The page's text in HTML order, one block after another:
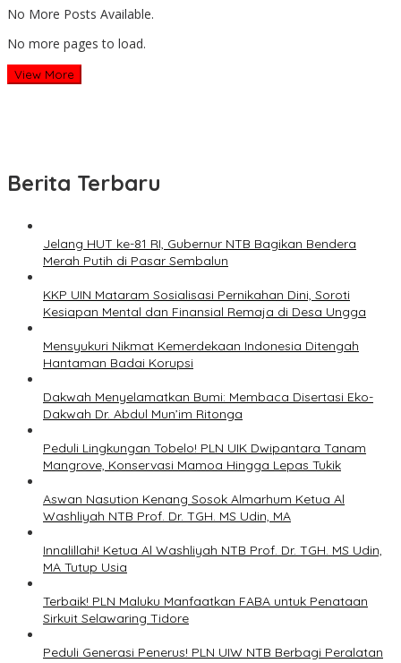
No More Posts Available.
No more pages to load.
View More
Berita Terbaru
Jelang HUT ke-81 RI, Gubernur NTB Bagikan Bendera
Merah Putih di Pasar Sembalun
KKP UIN Mataram Sosialisasi Pernikahan Dini, Soroti
Kesiapan Mental dan Finansial Remaja di Desa Ungga
Mensyukuri Nikmat Kemerdekaan Indonesia Ditengah
Hantaman Badai Korupsi
Dakwah Menyelamatkan Bumi: Membaca Disertasi Eko-
Dakwah Dr. Abdul Mun’im Ritonga
Peduli Lingkungan Tobelo! PLN UIK Dwipantara Tanam
Mangrove, Konservasi Mamoa Hingga Lepas Tukik
Aswan Nasution Kenang Sosok Almarhum Ketua Al
Washliyah NTB Prof. Dr. TGH. MS Udin, MA
Innalillahi! Ketua Al Washliyah NTB Prof. Dr. TGH. MS Udin,
MA Tutup Usia
Terbaik! PLN Maluku Manfaatkan FABA untuk Penataan
Sirkuit Selawaring Tidore
Peduli Generasi Penerus! PLN UIW NTB Berbagi Peralatan